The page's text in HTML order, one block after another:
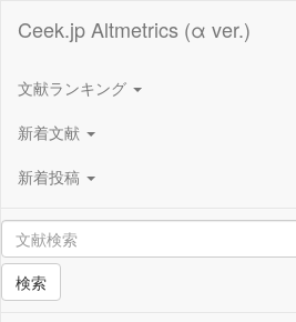
Ceek.jp Altmetrics (α ver.)
文献ランキング
新着文献
新着投稿
検索